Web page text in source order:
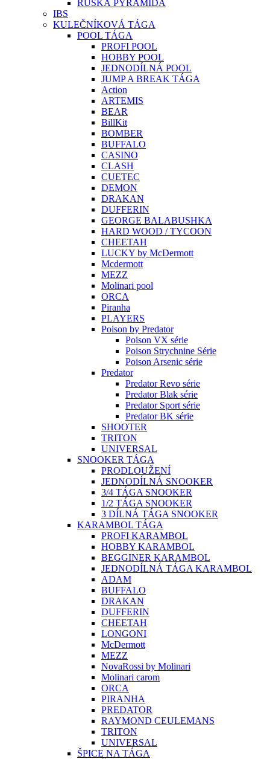
RUSKÁ PYRAMIDA
IBS
KULEČNÍKOVÁ TÁGA
POOL TÁGA
PROFI POOL
HOBBY POOL
JEDNODÍLNÁ POOL
JUMP A BREAK TÁGA
Action
ARTEMIS
BEAR
BillKit
BOMBER
BUFFALO
CASINO
CLASH
CUETEC
DEMON
DRAKAN
DUFFERIN
GEORGE BALABUSHKA
HARD WOOD / TYCOON
CHEETAH
LUCKY by McDermott
Mcdermott
MEZZ
Molinari pool
ORCA
Piranha
PLAYERS
Poison by Predator
Poison VX série
Poison Strychnine Série
Poison Arsenic série
Predator
Predator Revo série
Predator Blak série
Predator Sport série
Predator BK série
SHOOTER
TRITON
UNIVERSAL
SNOOKER TÁGA
PRODLOUŽENÍ
JEDNODÍLNÁ SNOOKER
3/4 TÁGA SNOOKER
1/2 TÁGA SNOOKER
3 DÍLNÁ TÁGA SNOOKER
KARAMBOL TÁGA
PROFI KARAMBOL
HOBBY KARAMBOL
BEGGINER KARAMBOL
JEDNODÍLNÁ TÁGA KARAMBOL
ADAM
BUFFALO
DRAKAN
DUFFERIN
CHEETAH
LONGONI
McDermott
MEZZ
NovaRossi by Molinari
Molinari carom
ORCA
PIRANHA
PREDATOR
RAYMOND CEULEMANS
TRITON
UNIVERSAL
ŠPICE NA TÁGA